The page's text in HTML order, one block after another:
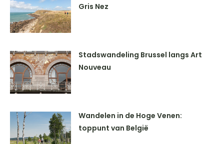
Gris Nez
Stadswandeling Brussel langs Art
Nouveau
Wandelen in de Hoge Venen:
toppunt van België